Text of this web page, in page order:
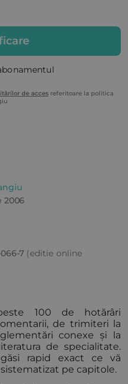
2006
7 (editie online
100 de hotărâri
de trimiteri la
conexe și la
de specialitate.
rapid exact ce vă
pe capitole.
de acces referitoare la politica